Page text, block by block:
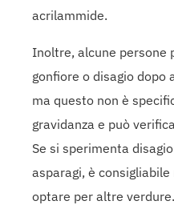
acrilammide.
Inoltre, alcune persone
gonfiore o disagio dopo
ma questo non è
gravidanza e può
Se si sperimenta
asparagi, è
optare per altre verdure.